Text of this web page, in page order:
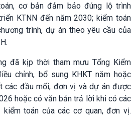
cơ bản đảm bảo đúng lộ trình
KTNN đến năm 2030; kiểm toán
trình, dự án theo yêu cầu của
đã kịp thời tham mưu Tổng Kiểm
chỉnh, bổ sung KHKT năm hoặc
các đầu mối, đơn vị và dự án được
hoặc có văn bản trả lời khi có các
toán của các cơ quan, đơn vị.